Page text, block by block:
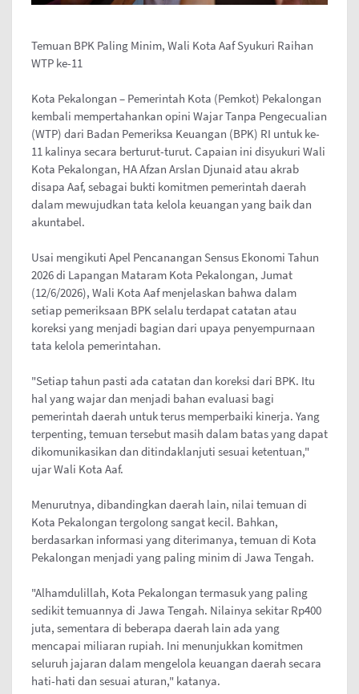
Temuan BPK Paling Minim, Wali Kota Aaf Syukuri Raihan
WTP ke-11
Kota Pekalongan – Pemerintah Kota (Pemkot) Pekalongan
kembali mempertahankan opini Wajar Tanpa Pengecualian
(WTP) dari Badan Pemeriksa Keuangan (BPK) RI untuk ke-
11 kalinya secara berturut-turut. Capaian ini disyukuri Wali
Kota Pekalongan, HA Afzan Arslan Djunaid atau akrab
disapa Aaf, sebagai bukti komitmen pemerintah daerah
dalam mewujudkan tata kelola keuangan yang baik dan
akuntabel.
Usai mengikuti Apel Pencanangan Sensus Ekonomi Tahun
2026 di Lapangan Mataram Kota Pekalongan, Jumat
(12/6/2026), Wali Kota Aaf menjelaskan bahwa dalam
setiap pemeriksaan BPK selalu terdapat catatan atau
koreksi yang menjadi bagian dari upaya penyempurnaan
tata kelola pemerintahan.
"Setiap tahun pasti ada catatan dan koreksi dari BPK. Itu
hal yang wajar dan menjadi bahan evaluasi bagi
pemerintah daerah untuk terus memperbaiki kinerja. Yang
terpenting, temuan tersebut masih dalam batas yang dapat
dikomunikasikan dan ditindaklanjuti sesuai ketentuan,"
ujar Wali Kota Aaf.
Menurutnya, dibandingkan daerah lain, nilai temuan di
Kota Pekalongan tergolong sangat kecil. Bahkan,
berdasarkan informasi yang diterimanya, temuan di Kota
Pekalongan menjadi yang paling minim di Jawa Tengah.
"Alhamdulillah, Kota Pekalongan termasuk yang paling
sedikit temuannya di Jawa Tengah. Nilainya sekitar Rp400
juta, sementara di beberapa daerah lain ada yang
mencapai miliaran rupiah. Ini menunjukkan komitmen
seluruh jajaran dalam mengelola keuangan daerah secara
hati-hati dan sesuai aturan," katanya.